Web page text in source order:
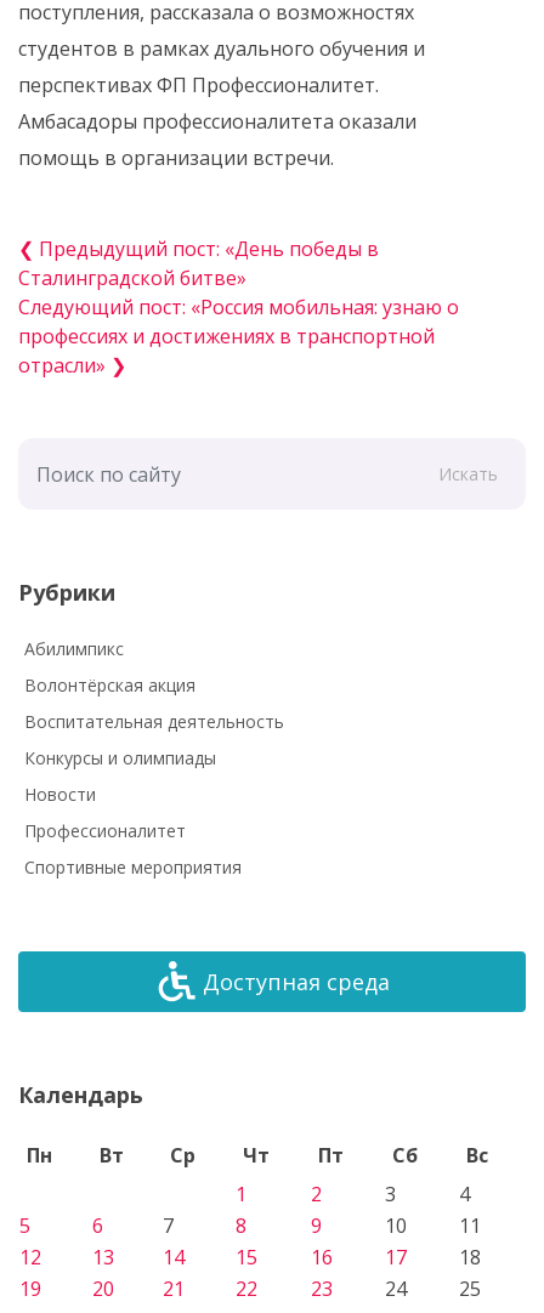
поступления, рассказала о возможностях
студентов в рамках дуального обучения и
перспективах ФП Профессионалитет.
Амбасадоры профессионалитета оказали
помощь в организации встречи.
❮ Предыдущий пост: «День победы в
Сталинградской битве»
Следующий пост: «Россия мобильная: узнаю о
профессиях и достижениях в транспортной
отрасли» ❯
Искать
Рубрики
Абилимпикс
Волонтёрская акция
Воспитательная деятельность
Конкурсы и олимпиады
Новости
Профессионалитет
Спортивные мероприятия
Доступная среда
Календарь
Пн Вт Ср Чт Пт Сб
Вс
1
2 3
4
5
6 7 8 9 10
11
12
13 14 15 16 17
18
19
20 21 22 23 24
25